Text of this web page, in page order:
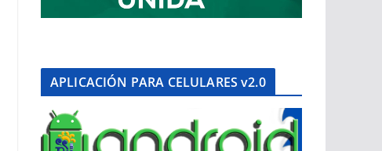
APLICACIÓN PARA CELULARES v2.0